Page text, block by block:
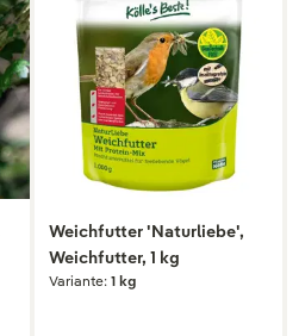
Weichfutter 'Naturliebe',
Weichfutter, 1 kg
Variante: 1 kg